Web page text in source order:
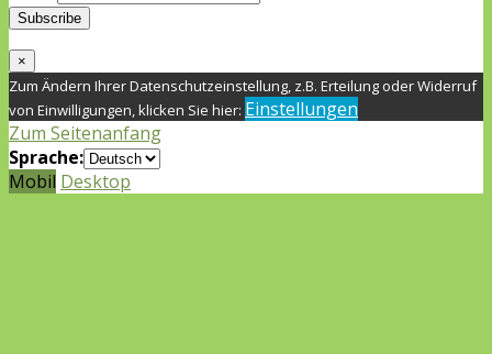
×
Zum Ändern Ihrer Datenschutzeinstellung, z.B. Erteilung oder Widerruf
von Einwilligungen, klicken Sie hier: Einstellungen
Zum Seitenanfang
Sprache:
Mobil Desktop